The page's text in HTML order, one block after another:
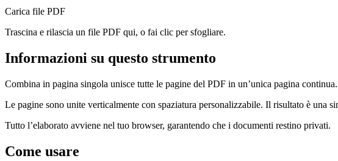
Carica file PDF
Trascina e rilascia un file PDF qui, o fai clic per sfogliare.
Informazioni su questo strumento
Combina in pagina singola unisce tutte le pagine del PDF in un’unica pagina
Le pagine sono unite verticalmente con spaziatura personalizzabile. Il risultato è una
Tutto l’elaborato avviene nel tuo browser, garantendo che i documenti restino privati.
Come usare